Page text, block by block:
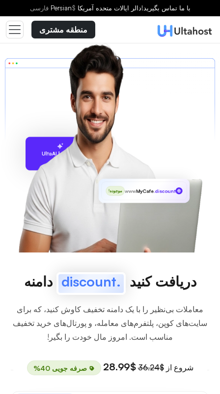
با ما تماس بگیرید!دالر ایالات متحده آمریکا $
Persian فارسى
منطقه مشتری
پیشنهاد با UltaAI
wwwMyCafe.discount موجوده!
دریافت کنید .discount دامنه
معاملات بی‌نظیر را با یک دامنه تخفیف کاوش کنید، که برای
سایت‌های کوپن، پلتفرم‌های معامله، و پورتال‌های خرید تخفیف
مناسب است. امروز مال خودت را بگیر!
شروع از$36.24
$28.99 صرفه جویی 40%